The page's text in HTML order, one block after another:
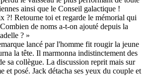
ainsi que le Conseil galactique !
?! Retourne toi et regarde le mémorial qui
de noms a-t-on ajouté depuis la
? »
lancé par l'homme fit rougir la jeune
la tête. Il marmonna indistinctement des
sa collègue. La discussion reprit mais sur
et posé. Jack détacha ses yeux du couple et